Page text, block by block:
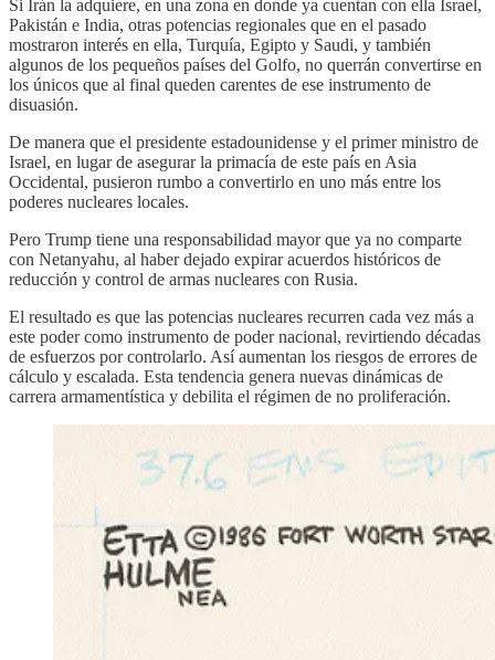
Si Irán la adquiere, en una zona en donde ya cuentan con ella Israel,
Pakistán e India, otras potencias regionales que en el pasado
mostraron interés en ella, Turquía, Egipto y Saudi, y también
algunos de los pequeños países del Golfo, no querrán convertirse en
los únicos que al final queden carentes de ese instrumento de
disuasión.
De manera que el presidente estadounidense y el primer ministro de
Israel, en lugar de asegurar la primacía de este país en Asia
Occidental, pusieron rumbo a convertirlo en uno más entre los
poderes nucleares locales.
Pero Trump tiene una responsabilidad mayor que ya no comparte
con Netanyahu, al haber dejado expirar acuerdos históricos de
reducción y control de armas nucleares con Rusia.
El resultado es que las potencias nucleares recurren cada vez más a
este poder como instrumento de poder nacional, revirtiendo décadas
de esfuerzos por controlarlo. Así aumentan los riesgos de errores de
cálculo y escalada. Esta tendencia genera nuevas dinámicas de
carrera armamentística y debilita el régimen de no proliferación.